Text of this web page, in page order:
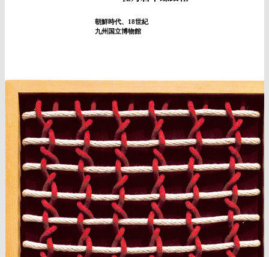
朝鮮時代、18世紀
九州国立博物館